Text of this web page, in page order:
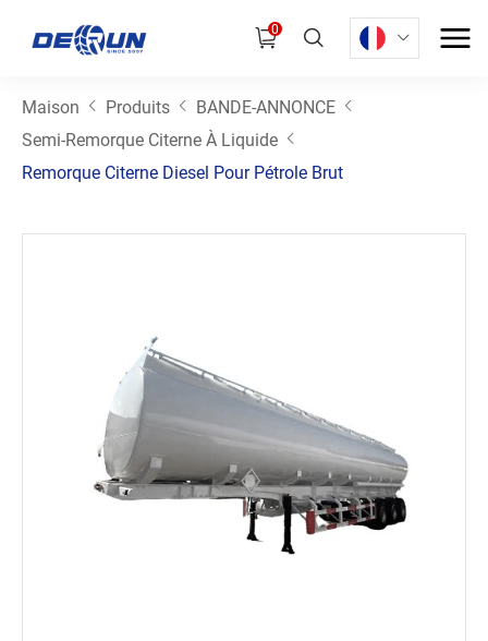
0
Maison Produits
BANDE-ANNONCE
Semi-Remorque Citerne À Liquide
Remorque Citerne Diesel Pour Pétrole Brut